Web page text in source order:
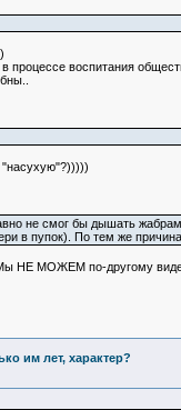
воспитания
"насухую"?)))))
не смог бы дышать
в пупок). По тем же
НЕ МОЖЕМ по-другому
им лет, характер?